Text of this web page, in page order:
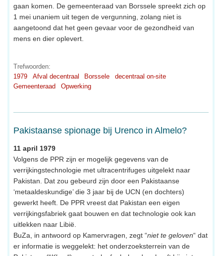
gaan komen. De gemeenteraad van Borssele spreekt zich op
1 mei unaniem uit tegen de vergunning, zolang niet is
aangetoond dat het geen gevaar voor de gezondheid van
mens en dier oplevert.
Trefwoorden:
1979
Afval decentraal Borssele
decentraal on-site
Gemeenteraad
Opwerking
Pakistaanse spionage bij Urenco in Almelo?
11 april 1979
Volgens de PPR zijn er mogelijk gegevens van de
verrijkingstechnologie met ultracentrifuges uitgelekt naar
Pakistan. Dat zou gebeurd zijn door een Pakistaanse
‘metaaldeskundige’ die 3 jaar bij de UCN (en dochters)
gewerkt heeft. De PPR vreest dat Pakistan een eigen
verrijkingsfabriek gaat bouwen en dat technologie ook kan
uitlekken naar Libië.
BuZa, in antwoord op Kamervragen, zegt “niet te geloven“ dat
er informatie is weggelekt: het onderzoeksterrein van de